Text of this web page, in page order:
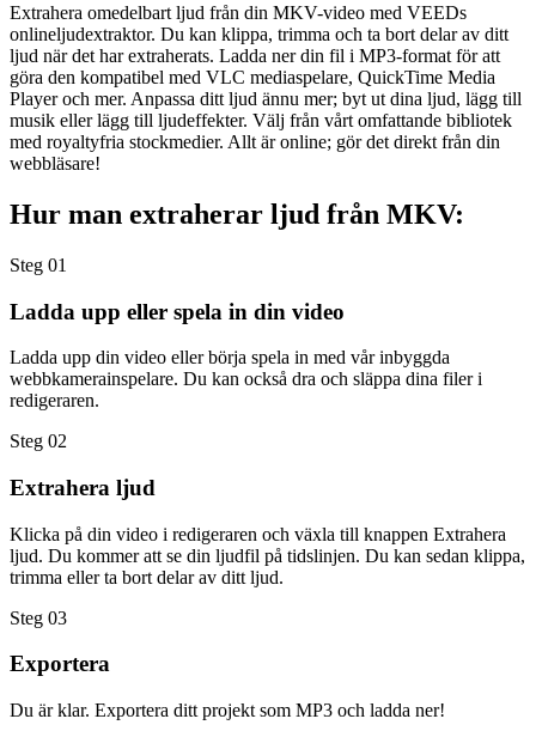
Extrahera omedelbart ljud från din MKV-video med VEEDs
onlineljudextraktor. Du kan klippa, trimma och ta bort delar av ditt
ljud när det har extraherats. Ladda ner din fil i MP3-format för att
göra den kompatibel med VLC mediaspelare, QuickTime Media
Player och mer. Anpassa ditt ljud ännu mer; byt ut dina ljud, lägg till
musik eller lägg till ljudeffekter. Välj från vårt omfattande bibliotek
med royaltyfria stockmedier. Allt är online; gör det direkt från din
webbläsare!
Hur man extraherar ljud från MKV:
Steg 01
Ladda upp eller spela in din video
Ladda upp din video eller börja spela in med vår inbyggda
webbkamerainspelare. Du kan också dra och släppa dina filer i
redigeraren.
Steg 02
Extrahera ljud
Klicka på din video i redigeraren och växla till knappen Extrahera
ljud. Du kommer att se din ljudfil på tidslinjen. Du kan sedan klippa,
trimma eller ta bort delar av ditt ljud.
Steg 03
Exportera
Du är klar. Exportera ditt projekt som MP3 och ladda ner!